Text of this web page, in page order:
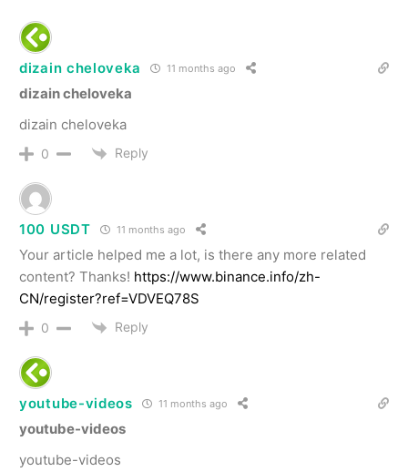
dizain cheloveka 11 months ago
dizain cheloveka
dizain cheloveka
0 Reply
100 USDT 11 months ago
Your article helped me a lot, is there any more related
content? Thanks! https://www.binance.info/zh-
CN/register?ref=VDVEQ78S
0 Reply
youtube-videos 11 months ago
youtube-videos
youtube-videos